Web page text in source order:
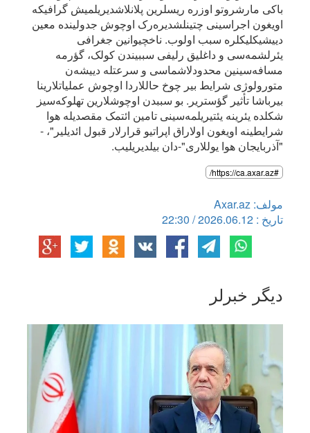
باکی مارشروتو اوزره ریسلرین پلانلاشدیریلمیش گرافیکه
اویغون اجراسینی چتینلشدیره‌رک اوچوش جدولینده معین
دییشیکلیکلره سبب اولوب. ناخچیوانین جغرافی
یئرلشمه‌سی و داغلیق رلیفی سببیندن کولک، گؤرمه
مسافه‌سینین محدودلاشماسی و سرعتله دییشه‌ن
متورولوژی شرایط بیر چوخ حاللاردا اوچوش عملیاتلارینا
بیرباشا تأثیر گؤستریر. بو سببدن اوچوشلارین تهلوکه‌سیز
شکلده یئرینه یئتیریلمه‌سینی تامین ائتمک مقصدیله هوا
شرایطینه اویغون اولاراق اپراتیو قرارلار قبول ائدیلیر"، -
"آذربایجان هوا یوللاری"-دان بیلدیریلیب.
#https://ca.axar.az/
مولف: Axar.az
تاریخ : 2026.06.12 / 22:30
دیگر خبرلر